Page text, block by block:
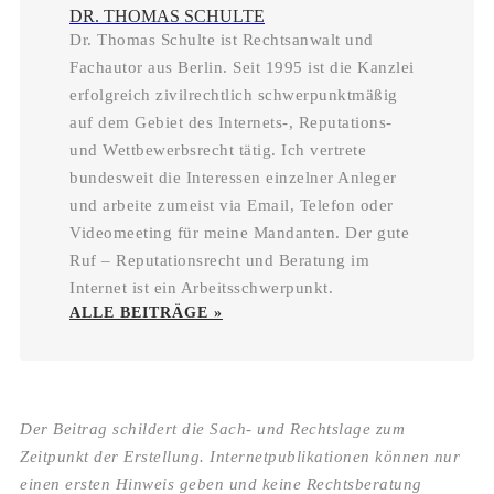
DR. THOMAS SCHULTE
Dr. Thomas Schulte ist Rechtsanwalt und
Fachautor aus Berlin. Seit 1995 ist die Kanzlei
erfolgreich zivilrechtlich schwerpunktmäßig
auf dem Gebiet des Internets-, Reputations-
und Wettbewerbsrecht tätig. Ich vertrete
bundesweit die Interessen einzelner Anleger
und arbeite zumeist via Email, Telefon oder
Videomeeting für meine Mandanten. Der gute
Ruf – Reputationsrecht und Beratung im
Internet ist ein Arbeitsschwerpunkt.
ALLE BEITRÄGE »
Der Beitrag schildert die Sach- und Rechtslage zum
Zeitpunkt der Erstellung. Internetpublikationen können nur
einen ersten Hinweis geben und keine Rechtsberatung